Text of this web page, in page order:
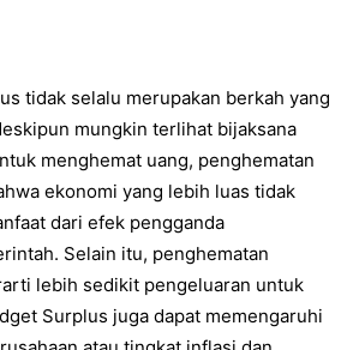
tidak selalu merupakan berkah yang
mungkin terlihat bijaksana
menghemat uang, penghematan
ekonomi yang lebih luas tidak
dari efek pengganda
Selain itu, penghematan
lebih sedikit pengeluaran untuk
Surplus juga dapat memengaruhi